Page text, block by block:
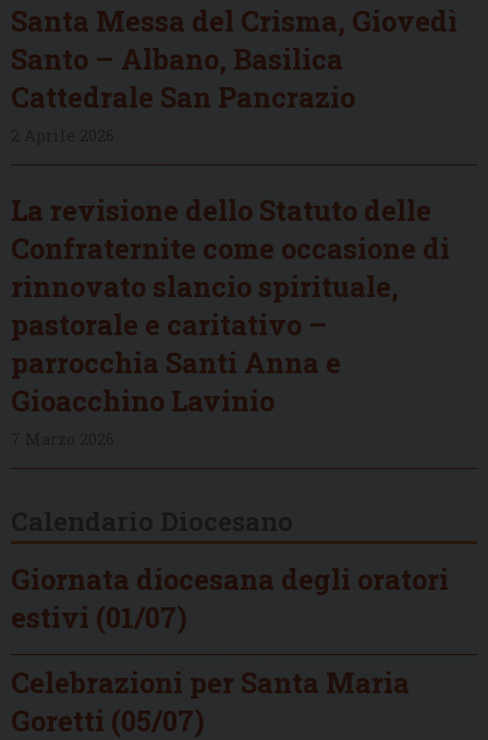
Santa Messa del Crisma, Giovedì
Santo – Albano, Basilica
Cattedrale San Pancrazio
La revisione dello Statuto delle
Confraternite come occasione di
rinnovato slancio spirituale,
pastorale e caritativo –
parrocchia Santi Anna e
Gioacchino Lavinio
Giornata diocesana degli oratori
estivi (01/07)
Celebrazioni per Santa Maria
Goretti (05/07)